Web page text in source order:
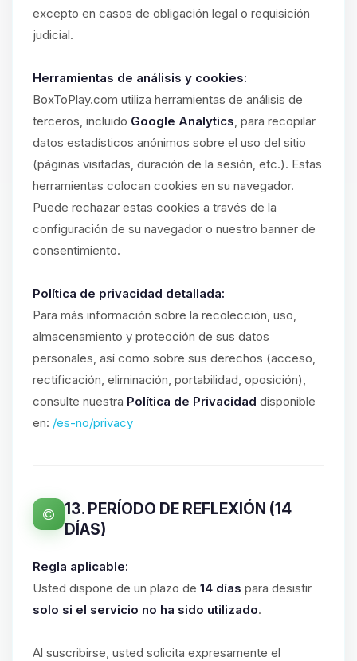
excepto en casos de obligación legal o requisición
judicial.
Herramientas de análisis y cookies:
BoxToPlay.com utiliza herramientas de análisis de
terceros, incluido Google Analytics, para recopilar
datos estadísticos anónimos sobre el uso del sitio
(páginas visitadas, duración de la sesión, etc.). Estas
herramientas colocan cookies en su navegador.
Puede rechazar estas cookies a través de la
configuración de su navegador o nuestro banner de
consentimiento.
Política de privacidad detallada:
Para más información sobre la recolección, uso,
almacenamiento y protección de sus datos
personales, así como sobre sus derechos (acceso,
rectificación, eliminación, portabilidad, oposición),
consulte nuestra Política de Privacidad disponible
en: /es-no/privacy
13. PERÍODO DE REFLEXIÓN (14
DÍAS)
Regla aplicable:
Usted dispone de un plazo de 14 días para desistir
solo si el servicio no ha sido utilizado.
Al suscribirse, usted solicita expresamente el